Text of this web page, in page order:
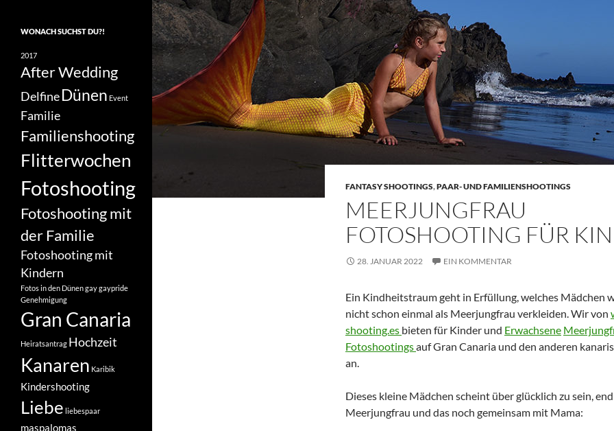
FANTASY SHOOTINGS,PAAR- UND FAMILIENSHOOTINGS
MEERJUNGFRAU
FOTOSHOOTING FÜR
28. JANUAR 2022 EIN KOMMENTAR
Ein Kindheitstraum geht in Erfüllung, welches Mädchen
nicht schon einmal als Meerjungfrau verkleiden. Wir von
shooting.es bieten für Kinder und Erwachsene
Fotoshootingsauf Gran Canaria und den anderen
an.
Dieses kleine Mädchen scheint über glücklich zu sein,
Meerjungfrau und das noch gemeinsam mit Mama:
WONACH SUCHST DU?!
2017
After Wedding
DelfineDünen Event
Familie
Familienshooting
Flitterwochen
Fotoshooting
Fotoshooting mit
der Familie
Fotoshooting mit
Kindern
Fotos in den Dünengaygaypride
Genehmigung
Gran Canaria
Heiratsantrag Hochzeit
Kanaren Karibik
Kindershooting
Liebe liebespaar
maspalomas